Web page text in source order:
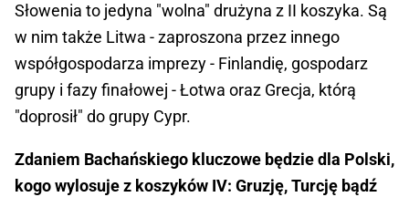
Słowenia to jedyna "wolna" drużyna z II koszyka. Są
w nim także Litwa - zaproszona przez innego
współgospodarza imprezy - Finlandię, gospodarz
grupy i fazy finałowej - Łotwa oraz Grecja, którą
"doprosił" do grupy Cypr.
Zdaniem Bachańskiego kluczowe będzie dla Polski,
kogo wylosuje z koszyków IV: Gruzję, Turcję bądź